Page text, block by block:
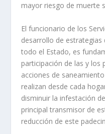
mayor riesgo de muerte
El funcionario de los
desarrollo de
todo el Estado, es
participación de las y los
acciones de
realizan desde cada
disminuir la infestación
principal transmisor de
reducción de este